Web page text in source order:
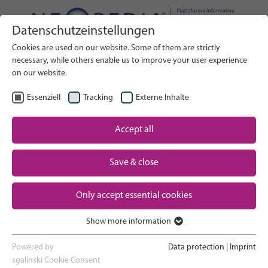
RICERCA
IT Seleziona lingua
Assistenza neonatale: Panoramica
Gravidanza e parto
Esperienza in terapia intensiva neonatale
Supporto ai genitori
Cerca nel sito web
Pagina iniziale
Partner
Contact
Datenschutzeinstellungen
Cookies are used on our website. Some of them are strictly
necessary, while others enable us to improve your user experience
on our website.
Essenziell Tracking Externe Inhalte
Accept all
Save & close
Only accept essential cookies
Essenzielle Cookies werden für grundlegende Funktionen der
Webseite benötigt. Dadurch ist gewährleistet, dass die Webseite
Show more information
Powered by
sgalinski Cookie Consent
Data protection Imprint